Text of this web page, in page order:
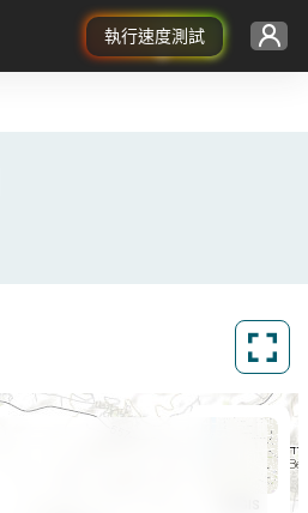
執行速度測試